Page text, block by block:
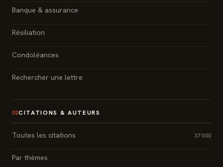
Banque & assurance
Résiliation
Condoléances
Rechercher une lettre
02CITATIONS & AUTEURS
Toutes les citations 37 000
Par thèmes